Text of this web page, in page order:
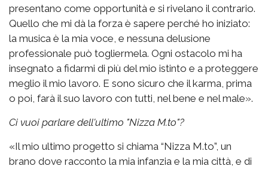
presentano come opportunità e si rivelano il contrario.
Quello che mi dà la forza è sapere perché ho iniziato:
la musica è la mia voce, e nessuna delusione
professionale può togliermela. Ogni ostacolo mi ha
insegnato a fidarmi di più del mio istinto e a proteggere
meglio il mio lavoro. E sono sicuro che il karma, prima
o poi, farà il suo lavoro con tutti, nel bene e nel male».
Ci vuoi parlare dell'ultimo "Nizza M.to"?
«Il mio ultimo progetto si chiama “Nizza M.to”, un
brano dove racconto la mia infanzia e la mia città, e di